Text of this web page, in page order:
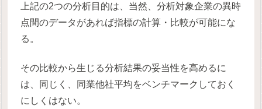
上記の2つの分析目的は、当然、分析対象企業の異時
点間のデータがあれば指標の計算・比較が可能にな
る。
その比較から生じる分析結果の妥当性を高めるに
は、同じく、同業他社平均をベンチマークしておく
にしくはない。